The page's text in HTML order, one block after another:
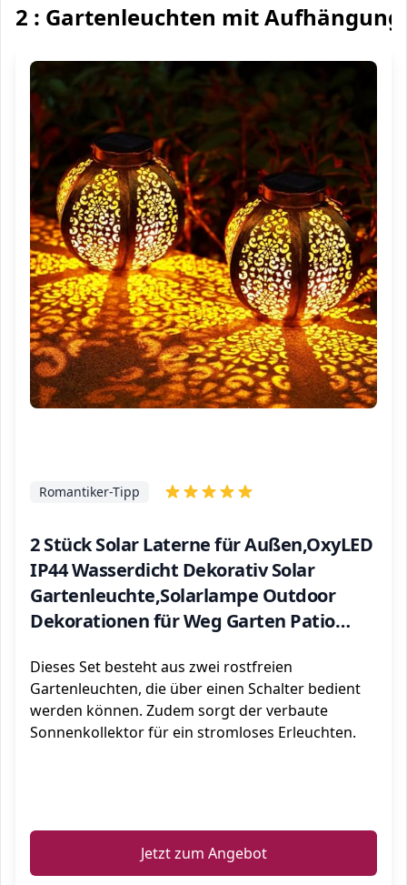
2 : Gartenleuchten mit Aufhängung
2 Stück Solar Laterne für Außen,OxyLED
IP44 Wasserdicht Dekorativ Solar
Gartenleuchte,Solarlampe Outdoor
Dekorationen für Weg Garten Patio
Weihnachten(Warmweiß)
Romantiker-Tipp
Dieses Set besteht aus zwei rostfreien
Gartenleuchten, die über einen Schalter bedient
werden können. Zudem sorgt der verbaute
Sonnenkollektor für ein stromloses Erleuchten.
Jetzt zum Angebot